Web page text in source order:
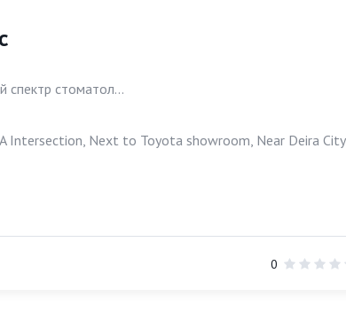
спектр стоматол...
Intersection, Next to Toyota showroom, Near Deira City
0